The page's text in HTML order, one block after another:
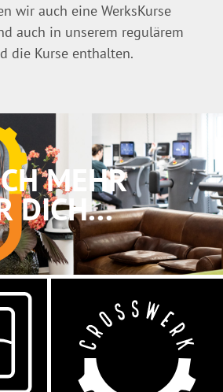
wir auch eine WerksKurse
auch in unserem regulärem
die Kurse enthalten.
MEHR
DICH...